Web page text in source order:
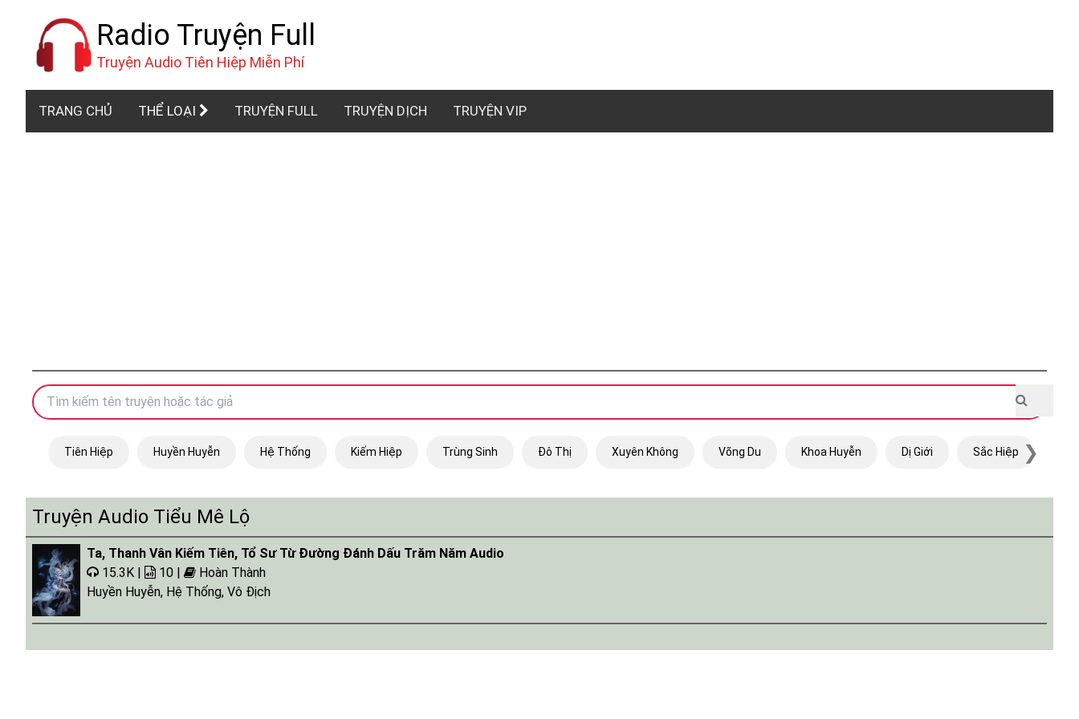
Radio Truyện Full
Truyện Audio Tiên Hiệp Miễn Phí
TRANG CHỦ THỂ LOẠI TRUYỆN FULL TRUYỆN DỊCH TRUYỆN VIP
Tiên Hiệp Huyền Huyễn Hệ Thống Kiếm Hiệp Trùng Sinh Đô Thị Xuyên Không Võng Du Khoa Huyễn Dị Giới Sắc Hiệp ❯
Truyện Audio Tiểu Mê Lộ
Ta, Thanh Vân Kiếm Tiên, Tổ Sư Từ Đường Đánh Dấu Trăm Năm Audio
15.3K |
10 |
Hoàn Thành
Huyền Huyễn, Hệ Thống, Vô Địch